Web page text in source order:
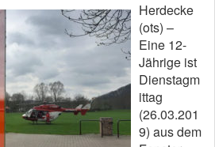
Herdecke
(ots) –
Eine 12-
Jährige ist
Dienstagm
ittag
(26.03.201
9) aus dem